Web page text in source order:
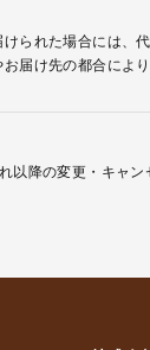
られた場合には
届け先の都合に
降の変更・キャ